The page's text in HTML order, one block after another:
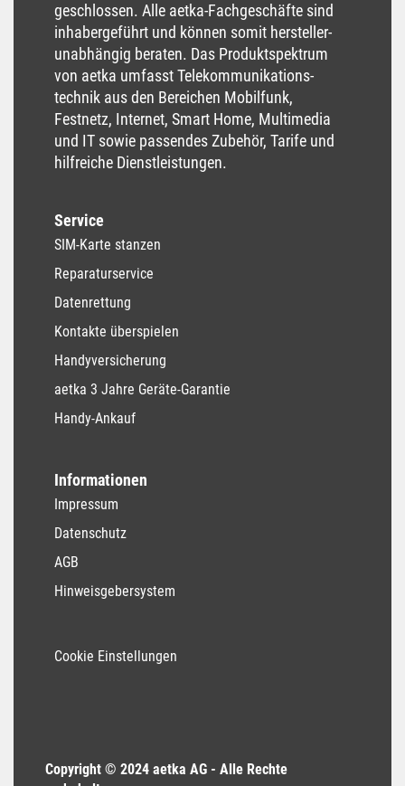
geschlossen. Alle aetka-Fachgeschäfte sind
inhaber­geführt und können somit hersteller­
unabhängig beraten. Das Produkt­spektrum
von aetka umfasst Tele­kommunikations­
technik aus den Bereichen Mobil­funk,
Festnetz, Internet, Smart Home, Multimedia
und IT sowie passendes Zubehör, Tarife und
hilfreiche Dienst­leistungen.
Service
SIM-Karte stanzen
Reparaturservice
Datenrettung
Kontakte überspielen
Handyversicherung
aetka 3 Jahre Geräte-Garantie
Handy-Ankauf
Informationen
Impressum
Datenschutz
AGB
Hinweisgebersystem
Cookie Einstellungen
Copyright © 2024 aetka AG - Alle Rechte